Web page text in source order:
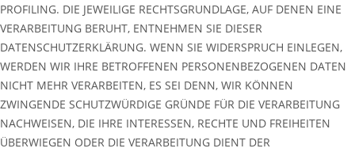
PROFILING. DIE JEWEILIGE RECHTSGRUNDLAGE, AUF DENEN EINE
VERARBEITUNG BERUHT, ENTNEHMEN SIE DIESER
DATENSCHUTZERKLÄRUNG. WENN SIE WIDERSPRUCH EINLEGEN,
WERDEN WIR IHRE BETROFFENEN PERSONENBEZOGENEN DATEN
NICHT MEHR VERARBEITEN, ES SEI DENN, WIR KÖNNEN
ZWINGENDE SCHUTZWÜRDIGE GRÜNDE FÜR DIE VERARBEITUNG
NACHWEISEN, DIE IHRE INTERESSEN, RECHTE UND FREIHEITEN
ÜBERWIEGEN ODER DIE VERARBEITUNG DIENT DER